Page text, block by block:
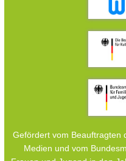
Gefördert vom Beauftragten
Medien und vom